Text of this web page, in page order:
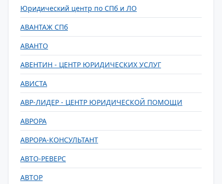
Юридический центр по СПб и ЛО
АВАНТАЖ СПб
АВАНТО
АВЕНТИН - ЦЕНТР ЮРИДИЧЕСКИХ УСЛУГ
АВИСТА
АВР-ЛИДЕР - ЦЕНТР ЮРИДИЧЕСКОЙ ПОМОЩИ
АВРОРА
АВРОРА-КОНСУЛЬТАНТ
АВТО-РЕВЕРС
АВТОР